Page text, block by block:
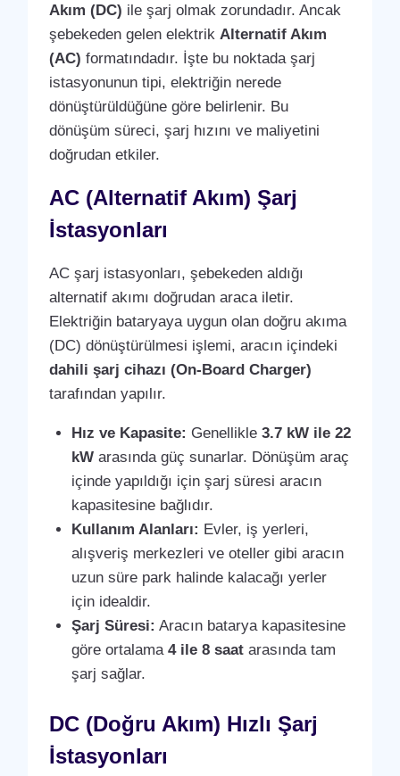
Akım (DC) ile şarj olmak zorundadır. Ancak
şebekeden gelen elektrik Alternatif Akım
(AC) formatındadır. İşte bu noktada şarj
istasyonunun tipi, elektriğin nerede
dönüştürüldüğüne göre belirlenir. Bu
dönüşüm süreci, şarj hızını ve maliyetini
doğrudan etkiler.
AC (Alternatif Akım) Şarj
İstasyonları
AC şarj istasyonları, şebekeden aldığı
alternatif akımı doğrudan araca iletir.
Elektriğin bataryaya uygun olan doğru akıma
(DC) dönüştürülmesi işlemi, aracın içindeki
dahili şarj cihazı (On-Board Charger)
tarafından yapılır.
Hız ve Kapasite: Genellikle3.7 kW ile 22
kW arasında güç sunarlar. Dönüşüm araç
içinde yapıldığı için şarj süresi aracın
kapasitesine bağlıdır.
Kullanım Alanları: Evler, iş yerleri,
alışveriş merkezleri ve oteller gibi aracın
uzun süre park halinde kalacağı yerler
için idealdir.
Şarj Süresi: Aracın batarya kapasitesine
göre ortalama4 ile 8 saat arasında tam
şarj sağlar.
DC (Doğru Akım) Hızlı Şarj
İstasyonları